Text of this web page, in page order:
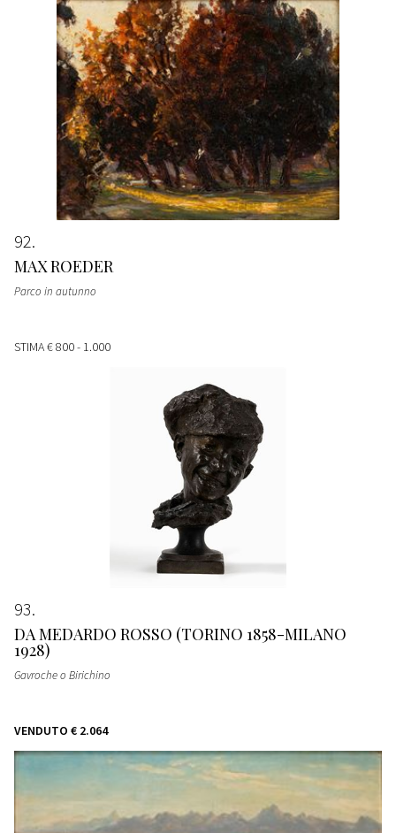
92
MAX ROEDER
Parco in autunno
STIMA€ 800 - 1.000
93
DA MEDARDO ROSSO (TORINO 1858-MILANO
1928)
Gavroche o Birichino
VENDUTO € 2.064